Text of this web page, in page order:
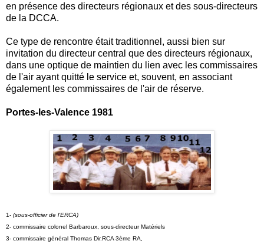
en présence des directeurs régionaux et des sous-directeurs
de la DCCA.
Ce type de rencontre était traditionnel, aussi bien sur
invitation du directeur central que des directeurs régionaux,
dans une optique de maintien du lien avec les commissaires
de l'air ayant quitté le service et, souvent, en associant
également les commissaires de l'air de réserve.
Portes-les-Valence 1981
1- (sous-officier de l’ERCA)
2- commissaire colonel Barbaroux, sous-directeur Matériels
3- commissaire général Thomas Dir.RCA 3ème RA,